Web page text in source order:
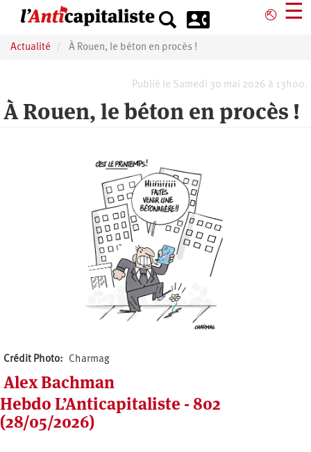
principal
⎋ ☰
Actualité À Rouen, le béton en procès !
Publié le Samedi 30 mai 2026 à 13h00.
À Rouen, le béton en procès !
Crédit Photo Charmag
Alex Bachman
Hebdo L’Anticapitaliste - 802
(28/05/2026)